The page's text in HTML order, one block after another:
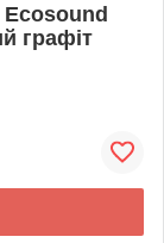
Ecosound
графіт